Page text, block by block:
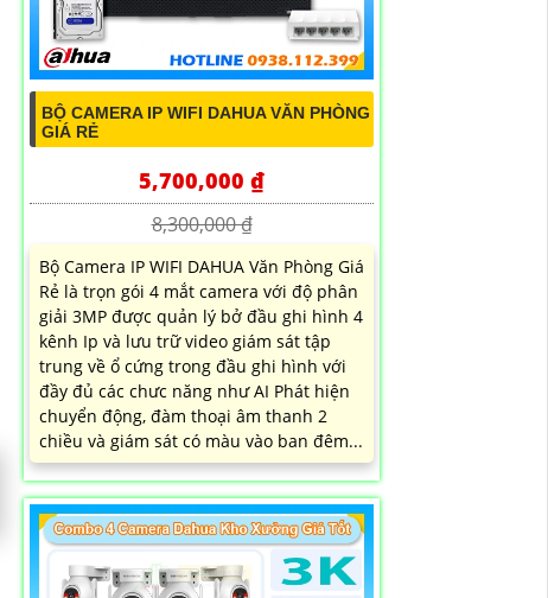
BỘ CAMERA IP WIFI DAHUA VĂN PHÒNG
GIÁ RẺ
5,700,000 ₫
8,300,000 ₫
Bộ Camera IP WIFI DAHUA Văn Phòng Giá
Rẻ là trọn gói 4 mắt camera với độ phân
giải 3MP được quản lý bở đầu ghi hình 4
kênh Ip và lưu trữ video giám sát tập
trung về ổ cứng trong đầu ghi hình với
đầy đủ các chưc năng như AI Phát hiện
chuyển động, đàm thoại âm thanh 2
chiều và giám sát có màu vào ban đêm...